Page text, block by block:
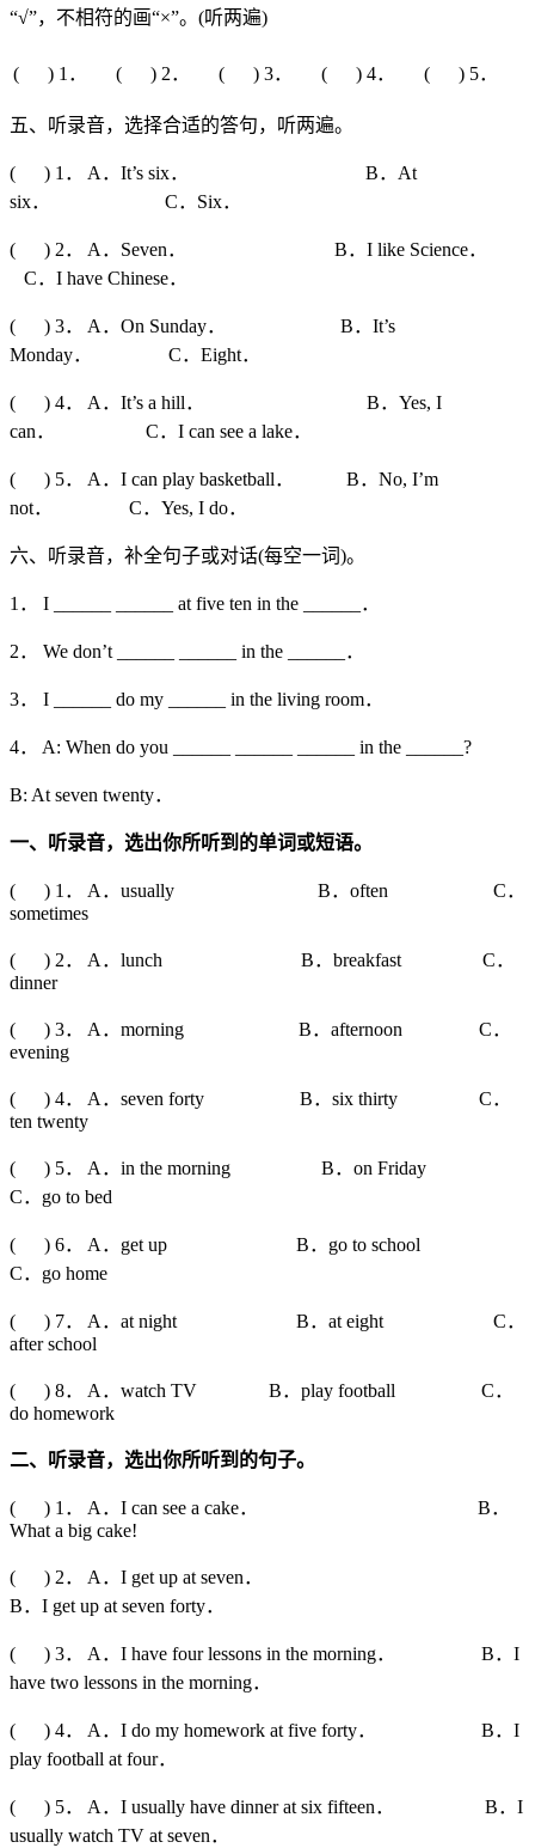
“√”，不相符的画“×”。(听两遍)
( ) 1． ( ) 2． ( ) 3． ( ) 4． ( ) 5．
五、听录音，选择合适的答句，听两遍。
( ) 1． A．It’s six． B．At
six． C．Six．
( ) 2． A．Seven． B．I like Science．
C．I have Chinese．
( ) 3． A．On Sunday． B．It’s
Monday． C．Eight．
( ) 4． A．It’s a hill． B．Yes, I
can． C．I can see a lake．
( ) 5． A．I can play basketball． B．No, I’m
not． C．Yes, I do．
六、听录音，补全句子或对话(每空一词)。
1． I ______ ______ at five ten in the ______．
2． We don’t ______ ______ in the ______．
3． I ______ do my ______ in the living room．
4． A: When do you ______ ______ ______ in the ______?
B: At seven twenty．
一、听录音，选出你所听到的单词或短语。
( ) 1． A．usually B．often C．
sometimes
( ) 2． A．lunch B．breakfast C．
dinner
( ) 3． A．morning B．afternoon C．
evening
( ) 4． A．seven forty B．six thirty C．
ten twenty
( ) 5． A．in the morning B．on Friday
C．go to bed
( ) 6． A．get up B．go to school
C．go home
( ) 7． A．at night B．at eight C．
after school
( ) 8． A．watch TV B．play football C．
do homework
二、听录音，选出你所听到的句子。
( ) 1． A．I can see a cake． B．
What a big cake!
( ) 2． A．I get up at seven．
B．I get up at seven forty．
( ) 3． A．I have four lessons in the morning． B．I
have two lessons in the morning．
( ) 4． A．I do my homework at five forty． B．I
play football at four．
( ) 5． A．I usually have dinner at six fifteen． B．I
usually watch TV at seven．